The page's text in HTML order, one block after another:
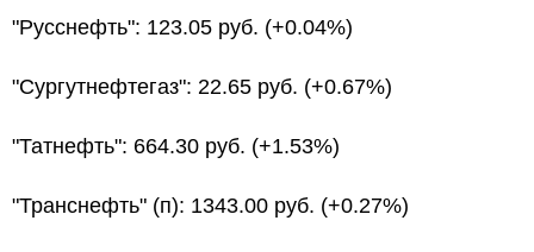
"Русснефть": 123.05 руб. (+0.04%)
"Сургутнефтегаз": 22.65 руб. (+0.67%)
"Татнефть": 664.30 руб. (+1.53%)
"Транснефть" (п): 1343.00 руб. (+0.27%)